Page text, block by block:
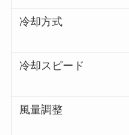
冷却方式
冷却スピード
風量調整